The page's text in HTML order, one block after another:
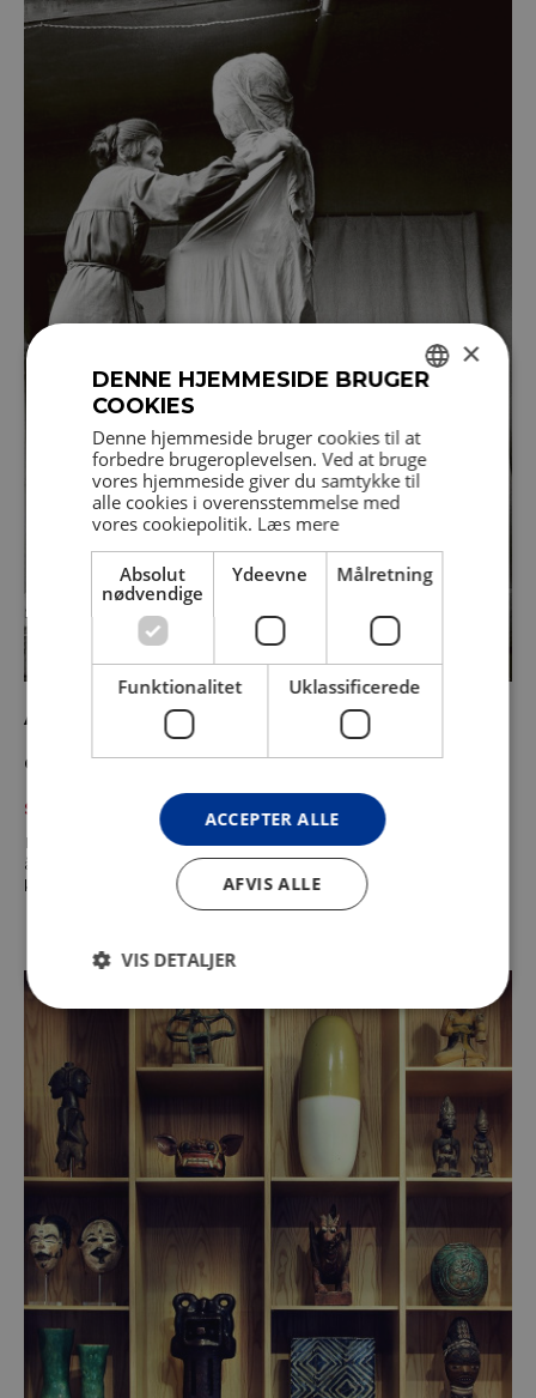
Astrid Noack
06. jun 2025 - Fortløbende
Samlingspræsentation
Billedhugger Astrid Noack (1888-1954) er én af det 20.
århundredes store og usædvanlige skikkelser i dansk
kunst.
ENGLISH
×
DENNE HJEMMESIDE BRUGER
COOKIES
Denne hjemmeside bruger cookies til at
forbedre brugeroplevelsen. Ved at bruge
vores hjemmeside giver du samtykke til
alle cookies i overensstemmelse med
vores cookiepolitik. Læs mere
Absolut
nødvendige
Ydeevne Målretning
Funktionalitet Uklassificerede
ACCEPTER ALLE
AFVIS ALLE
VIS DETALJER